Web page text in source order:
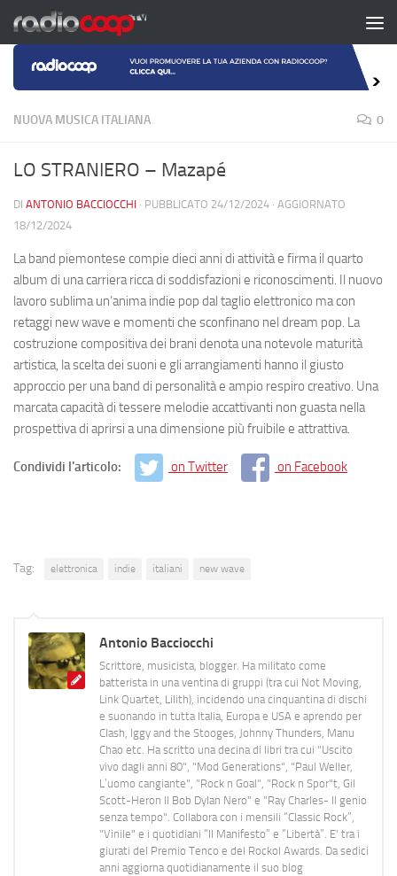
Salta al contenuto
NUOVA MUSICA ITALIANA 0
LO STRANIERO – Mazapé
DI ANTONIO BACCIOCCHI · PUBBLICATO 24/12/2024 · AGGIORNATO
18/12/2024
La band piemontese compie dieci anni di attività e firma il quarto
album di una carriera ricca di soddisfazioni e riconoscimenti. Il nuovo
lavoro sublima un’anima indie pop dal taglio elettronico ma con
retaggi new wave e momenti che sconfinano nel dream pop. La
costruzione compositiva dei brani denota una notevole maturità
artistica, la scelta dei suoni e gli arrangiamenti hanno il giusto
approccio per una band di personalità e ampio respiro creativo. Una
marcata capacità di tessere melodie accattivanti non guasta nella
prospettiva di aprirsi a una dimensione più fruibile e attrattiva.
Condividi l'articolo: on Twitter on Facebook
Tag: elettronica indie italiani new wave
Antonio Bacciocchi
Scrittore, musicista, blogger. Ha militato come
batterista in una ventina di gruppi (tra cui Not Moving,
Link Quartet, Lilith), incidendo una cinquantina di dischi
e suonando in tutta Italia, Europa e USA e aprendo per
Clash, Iggy and the Stooges, Johnny Thunders, Manu
Chao etc. Ha scritto una decina di libri tra cui "Uscito
vivo dagli anni 80", "Mod Generations", "Paul Weller,
L’uomo cangiante", "Rock n Goal", "Rock n Spor"t, Gil
Scott-Heron Il Bob Dylan Nero" e "Ray Charles- Il genio
senza tempo". Collabora con i mensili “Classic Rock”,
"Vinile" e i quotidiani “Il Manifesto” e “Libertà”. E' tra i
giurati del Premio Tenco e del Rockol Awards. Da sedici
anni aggiorna quotidianamente il suo blog